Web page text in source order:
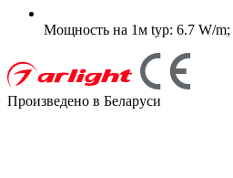
Мощность на 1м typ: 6.7 W/
Произведено в Беларуси